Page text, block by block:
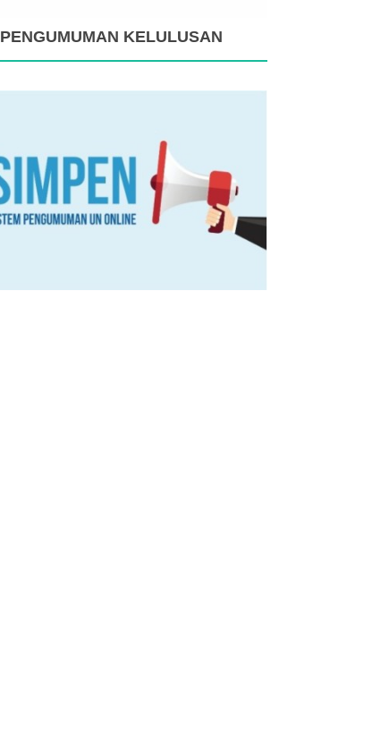
PENGUMUMAN KELULUSAN